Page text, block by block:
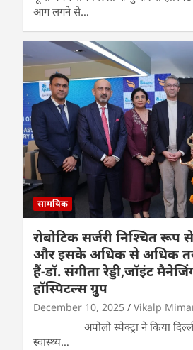
आग लगने से…
सामयिक
रोबोटिक सर्जरी निश्चित रूप
और इसके अधिक से अधिक
हैं-डॉ. संगीता रेड्डी,जॉइंट
हॉस्पिटल्स ग्रुप
December 10, 2025 Vikalp
अपोलो स्पेक्ट्रा ने किया
स्वास्थ्य…